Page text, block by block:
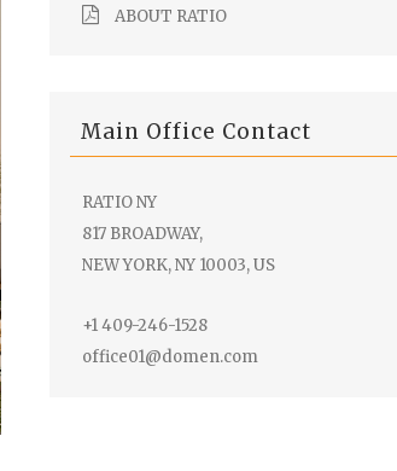
ABOUT RATIO
Main Office Contact
RATIO NY
817 BROADWAY,
NEW YORK, NY 10003, US
+1 409-246-1528
office01@domen.com